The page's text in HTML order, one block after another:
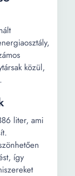
közül,
liter, ami
így